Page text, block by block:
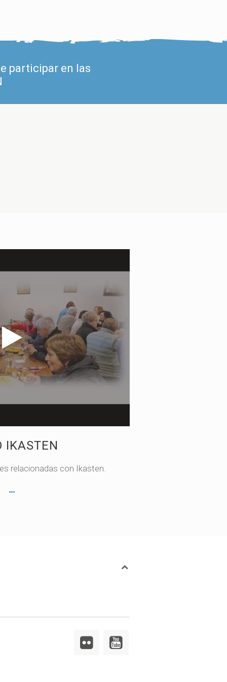
participar en las
IKASTEN
relacionadas con Ikasten.